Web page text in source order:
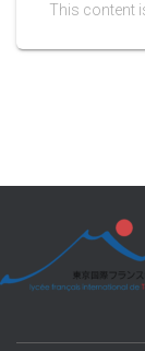
This content